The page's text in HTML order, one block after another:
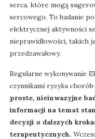
serca, które mogą
sercowego. To badanie
elektrycznej aktywności
nieprawidłowości, takich
przedzawałowy.
Regularne wykonywanie
czynnikami ryzyka
proste, nieinwazyjne
informacji na temat
decyzji o dalszych
terapeutycznych.